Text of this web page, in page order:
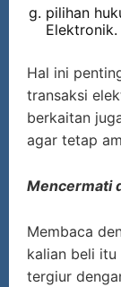
pilihan
Elektronik.
Hal ini
transaksi
berkaitan
agar tetap
Mencermati
Membaca
kalian beli itu
tergiur